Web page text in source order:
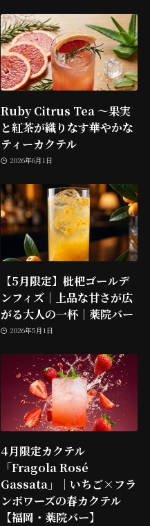
Ruby Citrus Tea ～果実
と紅茶が織りなす華やかな
ティーカクテル
2026年6月1日
【5月限定】枇杷ゴールデ
ンフィズ｜上品な甘さが広
がる大人の一杯｜薬院バー
2026年5月1日
4月限定カクテル
「Fragola Rosé
Gassata」｜いちご×フラ
ンボワーズの春カクテル
【福岡・薬院バー】